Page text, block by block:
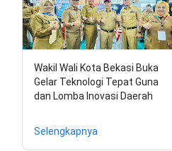
Wakil Wali Kota Bekasi Buka
Gelar Teknologi Tepat Guna
dan Lomba Inovasi Daerah
Selengkapnya